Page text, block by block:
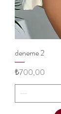
deneme 2
Price
₺700,00